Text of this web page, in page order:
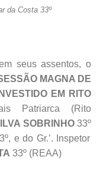
da Costa 33º
seus assentos, o
MAGNA DE
EM RITO
Patriarca (Rito
SOBRINHO33º
e do Gr.’. Inspetor
33º (REAA)